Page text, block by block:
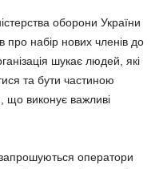
оборони України
про набір нових членів до
шукає людей, які
та бути частиною
що виконує важливі
оператори